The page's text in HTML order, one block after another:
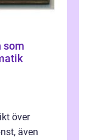
över
även